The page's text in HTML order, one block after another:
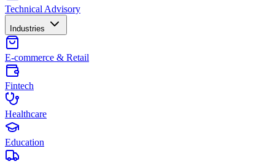
Technical Advisory
Industries
E-commerce & Retail
Fintech
Healthcare
Education